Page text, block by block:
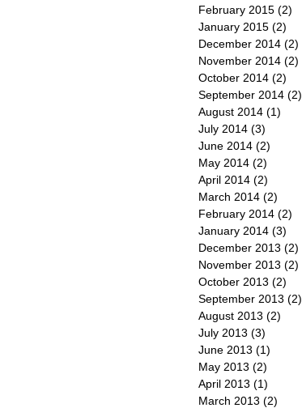
February 2015 (2)
January 2015 (2)
December 2014 (2)
November 2014 (2)
October 2014 (2)
September 2014 (2)
August 2014 (1)
July 2014 (3)
June 2014 (2)
May 2014 (2)
April 2014 (2)
March 2014 (2)
February 2014 (2)
January 2014 (3)
December 2013 (2)
November 2013 (2)
October 2013 (2)
September 2013 (2)
August 2013 (2)
July 2013 (3)
June 2013 (1)
May 2013 (2)
April 2013 (1)
March 2013 (2)